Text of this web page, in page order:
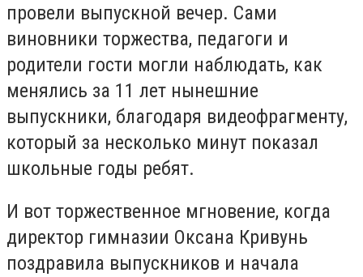
провели выпускной вечер. Сами
виновники торжества, педагоги и
родители гости могли наблюдать, как
менялись за 11 лет нынешние
выпускники, благодаря видеофрагменту,
который за несколько минут показал
школьные годы ребят.
И вот торжественное мгновение, когда
директор гимназии Оксана Кривунь
поздравила выпускников и начала